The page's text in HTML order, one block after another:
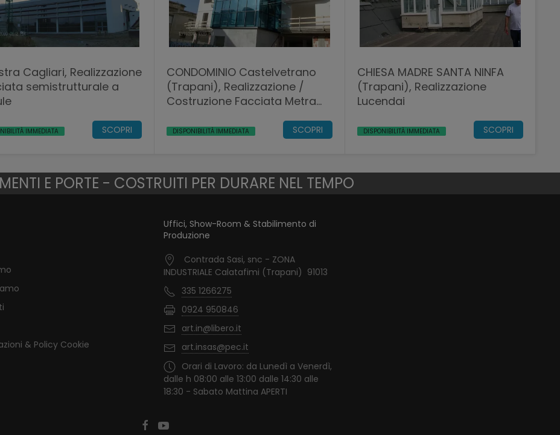
Cagliari, Realizzazione
semistrutturale a
IMMEDIATA SCOPRI
CONDOMINIO Castelvetrano
(Trapani), Realizzazione /
Costruzione Facciata Metra
DISPONIBILITÀ IMMEDIATA SCOPRI
CHIESA MADRE SANTA NINFA
(Trapani), Realizzazione
Lucendai
DISPONIBILITÀ IMMEDIATA SCOPRI
E PORTE - COSTRUITI PER DURARE NEL TEMPO
& Policy Cookie
Uffici, Show-Room & Stabilimento di
Produzione
Contrada Sasi, snc - ZONA
INDUSTRIALE Calatafimi (Trapani) 91013
335 1266275
0924 950846
art.in@libero.it
art.insas@pec.it
Orari di Lavoro: da Lunedì a Venerdì,
dalle h 08:00 alle 13:00 dalle 14:30 alle
18:30 - Sabato Mattina APERTI